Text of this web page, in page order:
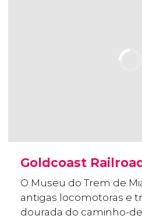
Goldcoast
O Museu do Trem de
antigas locomotoras e
dourada do caminho-